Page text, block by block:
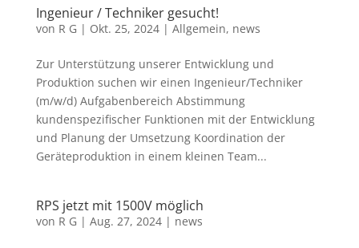
Ingenieur / Techniker gesucht!
von R G | Okt. 25, 2024| Allgemein, news
Zur Unterstützung unserer Entwicklung und
Produktion suchen wir einen Ingenieur/Techniker
(m/w/d) Aufgabenbereich Abstimmung
kundenspezifischer Funktionen mit der Entwicklung
und Planung der Umsetzung Koordination der
Geräteproduktion in einem kleinen Team...
RPS jetzt mit 1500V möglich
von R G | Aug. 27, 2024| news